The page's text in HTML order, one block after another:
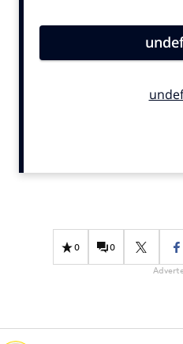
Carriere
Diversiteit
Interne communicatie
0 0